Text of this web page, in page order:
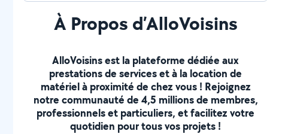
À Propos d’AlloVoisins
AlloVoisins est la plateforme dédiée aux
prestations de services et à la location de
matériel à proximité de chez vous ! Rejoignez
notre communauté de 4,5 millions de membres,
professionnels et particuliers, et facilitez votre
quotidien pour tous vos projets !